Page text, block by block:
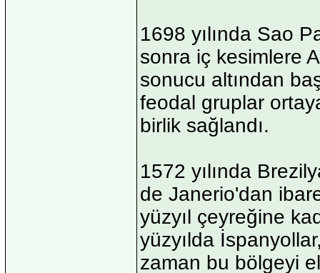
1698 yılında Sao
sonra iç kesimlere
sonucu altından
feodal gruplar
birlik sağlandı.
1572 yılında
de Janerio'dan
yüzyıl çeyreğine
yüzyılda
zaman bu bölgeyi